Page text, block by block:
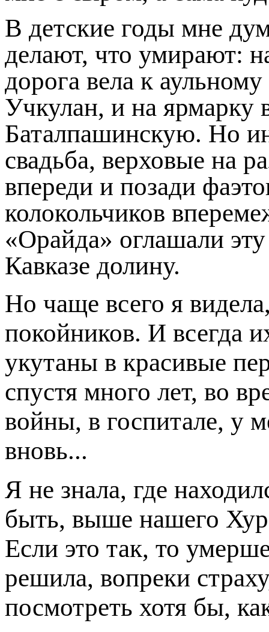
В детские годы мне
делают, что умирают:
дорога вела к
Учкулан, и на ярмарку
Баталпашинскую. Но
свадьба, верховые на
впереди и позади
колокольчиков
«Орайда» оглашали
Кавказе долину.
Но чаще всего я
покойников. И всегда
укутаны в красивые
спустя много лет, во
войны, в госпитале, у
вновь...
Я не знала, где
быть, выше нашего
Если это так, то
решила, вопреки
посмотреть хотя бы,